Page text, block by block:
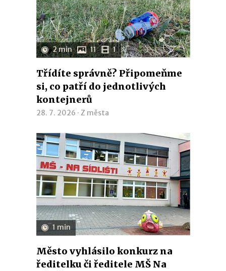
2 min 11 1
Třídíte správně? Připomeňme
si, co patří do jednotlivých
kontejnerů
28. 7. 2026 · Z města
1 min
Město vyhlásilo konkurz na
ředitelku či ředitele MŠ Na